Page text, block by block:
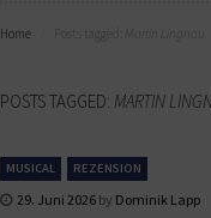
Home
POSTS TAGGED: MARTIN
MUSICAL REZENSION
29. Juni 2026 by Dominik Lapp